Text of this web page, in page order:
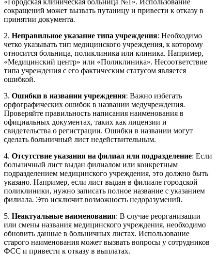
«Городская клиническая больница №1». Использование
сокращений может вызвать путаницу и привести к отказу в
принятии документа.
2. Неправильное указание типа учреждения: Необходимо
четко указывать тип медицинского учреждения, к которому
относится больница, поликлиника или клиника. Например,
«Медицинский центр» или «Поликлиника». Несоответствие
типа учреждения с его фактическим статусом является
ошибкой.
3. Ошибки в названии учреждения: Важно избегать
орфографических ошибок в названии медучреждения.
Проверяйте правильность написания наименования в
официальных документах, таких как лицензии и
свидетельства о регистрации. Ошибки в названии могут
сделать больничный лист недействительным.
4. Отсутствие указания на филиал или подразделение: Если
больничный лист выдан филиалом или конкретным
подразделением медицинского учреждения, это должно быть
указано. Например, если лист выдан в филиале городской
поликлиники, нужно записать полное название с указанием
филиала. Это исключит возможность недоразумений.
5. Неактуальные наименования: В случае реорганизации
или смены названия медицинского учреждения, необходимо
обновить данные в больничных листах. Использование
старого наименования может вызвать вопросы у сотрудников
ФСС и привести к отказу в выплатах.